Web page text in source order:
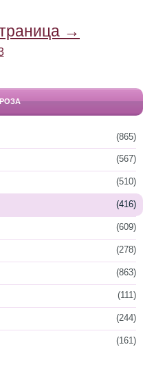
→
(865)
(567)
(510)
(416)
(609)
(278)
(863)
(111)
(244)
(161)